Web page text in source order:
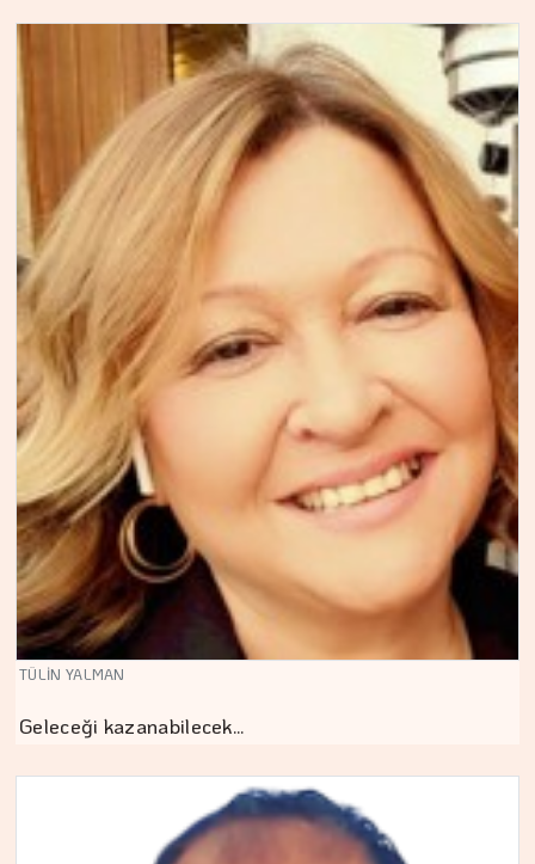
TÜLİN YALMAN
Geleceği kazanabilecek…